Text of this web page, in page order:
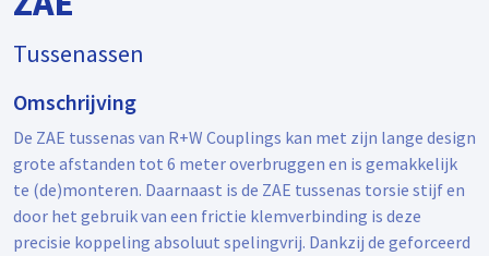
Tussenassen
Omschrijving
De ZAE tussenas van R+W Couplings kan met zijn lange design
grote afstanden tot 6 meter overbruggen en is gemakkelijk
te (de)monteren. Daarnaast is de ZAE tussenas torsie stijf en
door het gebruik van een frictie klemverbinding is deze
precisie koppeling absoluut spelingvrij. Dankzij de geforceerd